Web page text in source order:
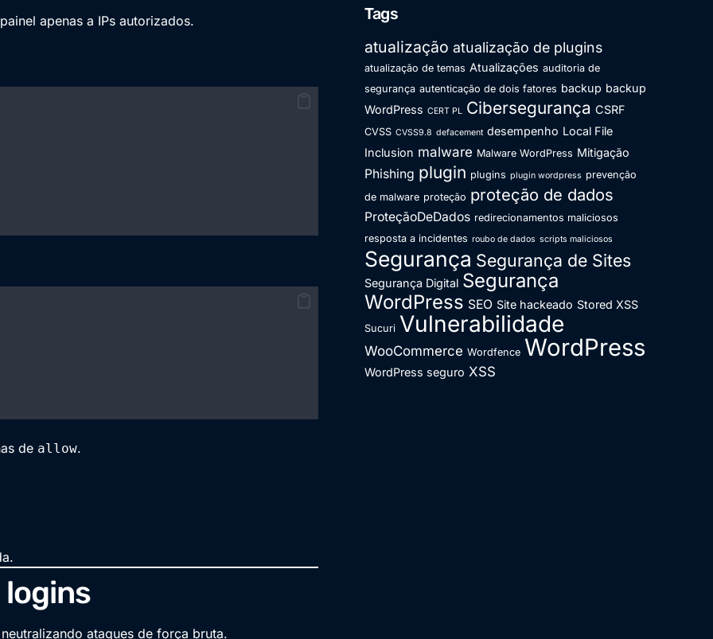
apenas a IPs autorizados.
de allow.
ataques de força bruta.
Tags
atualização atualização de plugins
atualização de temas Atualizações auditoria de
segurança autenticação de dois fatores backup backup
WordPress CERT PL Cibersegurança CSRF
CVSS CVSS9.8 defacement desempenho Local File
Inclusion malware Malware WordPress Mitigação
Phishing plugin plugins plugin wordpress prevenção
de malware proteção proteção de dados
ProteçãoDeDados redirecionamentos maliciosos
resposta a incidentes roubo de dados scripts maliciosos
Segurança Segurança de Sites
Segurança Digital Segurança
WordPress SEO Site hackeado Stored XSS
Sucuri Vulnerabilidade
WooCommerce Wordfence WordPress
WordPress seguro XSS